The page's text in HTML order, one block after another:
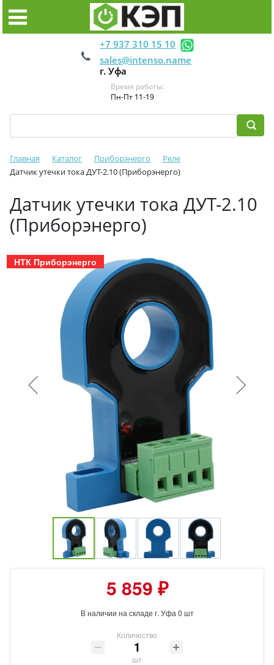
+7 937 310 15 10
sales@intenso.name
г. Уфа
Время работы:
Пн-Пт 11-19
Главная Каталог Приборэнерго
Реле
Датчик утечки тока ДУТ-2.10 (Приборэнерго)
Датчик утечки тока ДУТ-2.10
(Приборэнерго)
НТК Приборэнерго
5 859 ₽
В наличии на складе г. Уфа 0 шт
Количество
шт